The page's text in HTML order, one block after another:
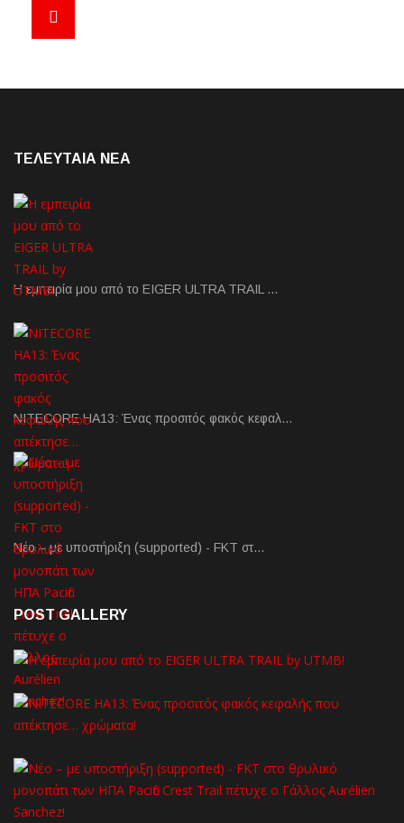
ΤΕΛΕΥΤΑΙΑ NEA
Η εμπειρία μου από το EIGER ULTRA TRAIL …
NITECORE HA13: Ένας προσιτός φακός κεφαλ…
Νέο – με υποστήριξη (supported) - FKT στ…
POST GALLERY